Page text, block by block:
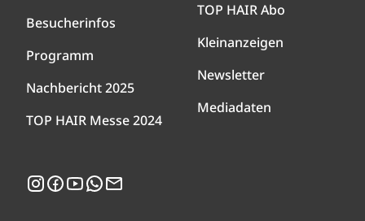
Besucherinfos
Programm
Nachbericht 2025
TOP HAIR Messe 2024
TOP HAIR Abo
Kleinanzeigen
Newsletter
Mediadaten
Instagram
Facebook
YouTubeWhatsApp